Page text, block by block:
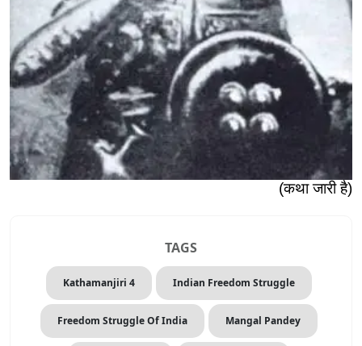
(कथा जारी है)
TAGS
Kathamanjiri 4 Indian Freedom Struggle
Freedom Struggle Of India Mangal Pandey